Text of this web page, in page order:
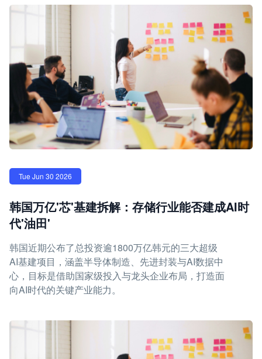
Tue Jun 30 2026
韩国万亿'芯'基建拆解：存储行业能否建成AI时
代'油田'
韩国近期公布了总投资逾1800万亿韩元的三大超级
AI基建项目，涵盖半导体制造、先进封装与AI数据中
心，目标是借助国家级投入与龙头企业布局，打造面
向AI时代的关键产业能力。